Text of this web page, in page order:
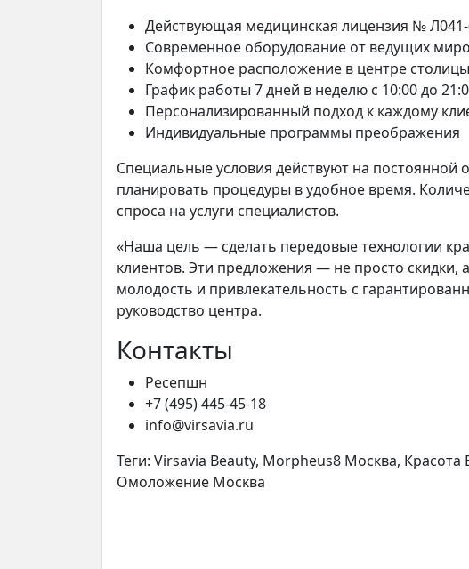
Действующая медицинская лицензия № Л041-
Современное оборудование от ведущих
Комфортное расположение в центре
График работы 7 дней в неделю с 10:00 до
Персонализированный подход к каждому
Индивидуальные программы преображения
Специальные условия действуют на постоянной
планировать процедуры в удобное время.
спроса на услуги специалистов.
«Наша цель — сделать передовые технологии
клиентов. Эти предложения — не просто скидки,
молодость и привлекательность с
руководство центра.
Контакты
Ресепшн
+7 (495) 445-45-18
info@virsavia.ru
Теги: Virsavia Beauty, Morpheus8 Москва,
Омоложение Москва